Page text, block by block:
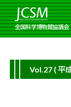
全国科学博物館協議会
Vol.27 ( 平